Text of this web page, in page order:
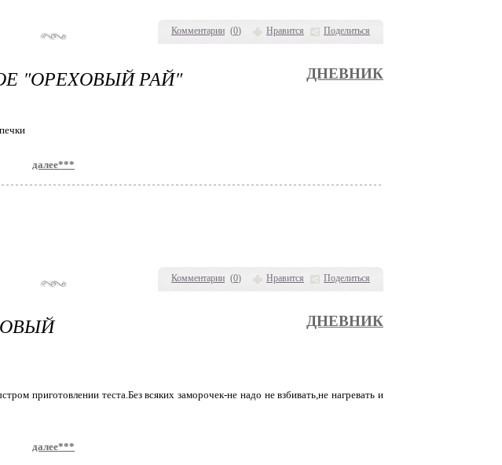
Комментарии (0) Нравится Поделиться
Комментарии (0) Нравится Поделиться
"ОРЕXОВЫЙ РАЙ" ДНЕВНИК
далее***
ДНЕВНИК
приготовлении теста.Без всяких заморочек-не надо не взбивать,не нагревать и
далее***